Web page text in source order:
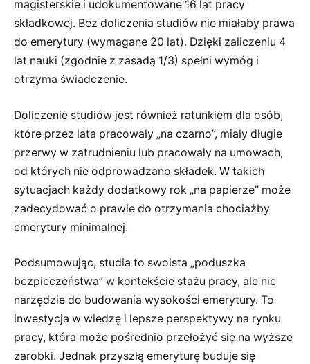
magisterskie i udokumentowane 16 lat pracy
składkowej. Bez doliczenia studiów nie miałaby prawa
do emerytury (wymagane 20 lat). Dzięki zaliczeniu 4
lat nauki (zgodnie z zasadą 1/3) spełni wymóg i
otrzyma świadczenie.
Doliczenie studiów jest również ratunkiem dla osób,
które przez lata pracowały „na czarno”, miały długie
przerwy w zatrudnieniu lub pracowały na umowach,
od których nie odprowadzano składek. W takich
sytuacjach każdy dodatkowy rok „na papierze” może
zadecydować o prawie do otrzymania chociażby
emerytury minimalnej.
Podsumowując, studia to swoista „poduszka
bezpieczeństwa” w kontekście stażu pracy, ale nie
narzędzie do budowania wysokości emerytury. To
inwestycja w wiedzę i lepsze perspektywy na rynku
pracy, która może pośrednio przełożyć się na wyższe
zarobki. Jednak przyszłą emeryturę buduje się